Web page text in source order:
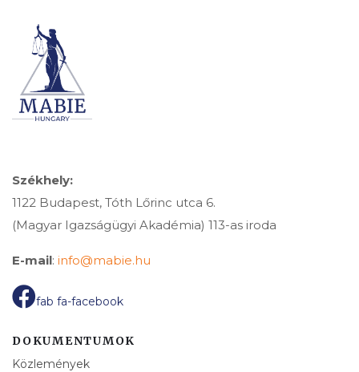
Székhely:
1122 Budapest, Tóth Lőrinc utca 6.
(Magyar Igazságügyi Akadémia) 113-as iroda
E-mail: info@mabie.hu
fab fa-facebook
DOKUMENTUMOK
Közlemények